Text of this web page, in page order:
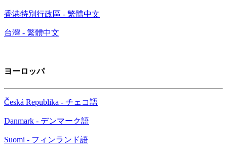
香港特別行政區 - 繁體中文
台灣 - 繁體中文
ヨーロッパ
Česká Republika - チェコ語
Danmark - デンマーク語
Suomi - フィンランド語